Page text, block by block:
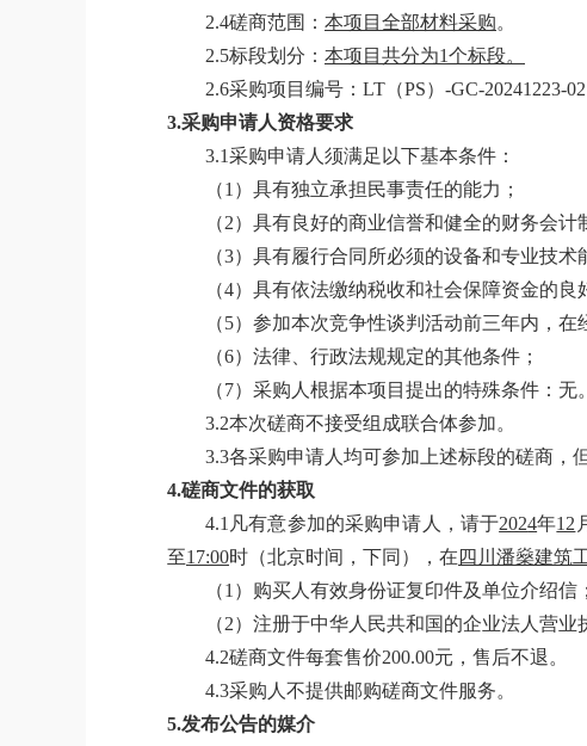
2.4磋商范围： 本项目全部材料采购。
2.5标段划分： 本项目共分为1个标段。
2.6采购项目编号： LT（PS）-GC-20241223-02
3.采购申请人资格要求
3.1采购申请人 须满足以下基本条件：
（1）具有独立承担民事责任的能力；
（2）具有良好的商业信誉和健全的财务会计
（3）具有履行合同所必须的设备和专业技术
（4）具有依法缴纳税收和社会保障资金的良
（5）参加本次竞争性谈判活动前三年内，在
（6）法律、行政法规规定的其他条件；
（7） 采购人 根据本项目提出的特殊条件：无。
3.2本次磋商不接受组成联合体参加。
3.3各采购申请人 均可参加上述标段的磋商 ，
4.磋商文件的获取
4.1凡有意参加的采购申请人 ， 请于2024年12
至17:00时（北京时间，下同） ，在 四川潘燊建筑
（1）购买人有效身份证复印件及单位介绍信；
（2）注册于中华人民共和国的企业法人营业
4.2磋商文件每套售价200.00元，售后不退。
4.3采购人 不提供邮购磋商文件服务。
5.发布公告的媒介